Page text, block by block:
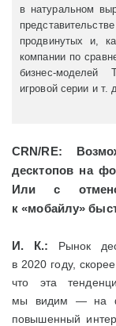
в натуральном
продвинутых и,
компании по
бизнес-моделей
игровой серии и т.
CRN/RE:
десктопов на
Или с
к «мобайлу»
И. К.: Рынок
в 2020 году,
что эта
мы видим — на
повышенный